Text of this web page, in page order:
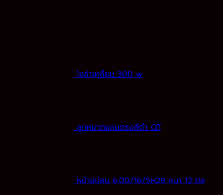
โซล่าเหลี่ยม 300 w
ลูกหมากแกนตรงสีดำ QT
หน้าแปลน 6.00/16/5H29 หนา 12 มิล